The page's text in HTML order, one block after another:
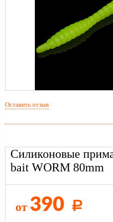
Силиконовые
bait WORM 80mm
от 390 Р
Оставить отзыв